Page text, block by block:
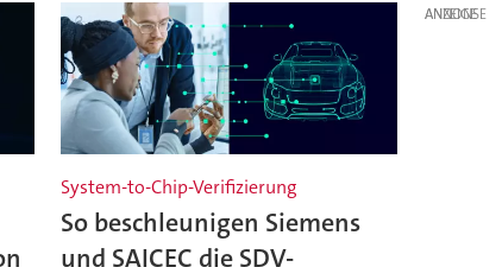
System-to-Chip-Verifizierung
So beschleunigen Siemens
und SAICEC die SDV-
ANZEIGE